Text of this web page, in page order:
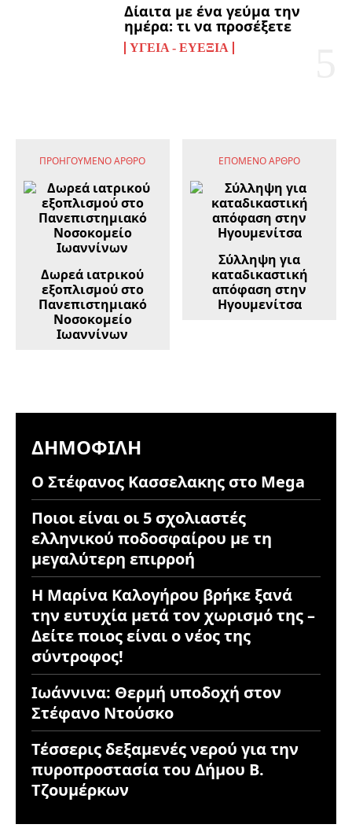
Δίαιτα με ένα γεύμα την
ημέρα: τι να προσέξετε
ΥΓΕΊΑ - ΕΥΕΞΊΑ
ΠΡΟΗΓΟΎΜΕΝΟ ΆΡΘΡΟ
Δωρεά ιατρικού
εξοπλισμού στο
Πανεπιστημιακό
Νοσοκομείο
Ιωαννίνων
ΕΠΌΜΕΝΟ ΆΡΘΡΟ
Σύλληψη για
καταδικαστική
απόφαση στην
Ηγουμενίτσα
ΔΗΜΟΦΙΛΉ
Ο Στέφανος Κασσελακης στο Mega
Ποιοι είναι οι 5 σχολιαστές
ελληνικού ποδοσφαίρου με τη
μεγαλύτερη επιρροή
Η Μαρίνα Καλογήρου βρήκε ξανά
την ευτυχία μετά τον χωρισμό της –
Δείτε ποιος είναι ο νέος της
σύντροφος!
Ιωάννινα: Θερμή υποδοχή στον
Στέφανο Ντούσκο
Τέσσερις δεξαμενές νερού για την
πυροπροστασία του Δήμου Β.
Τζουμέρκων